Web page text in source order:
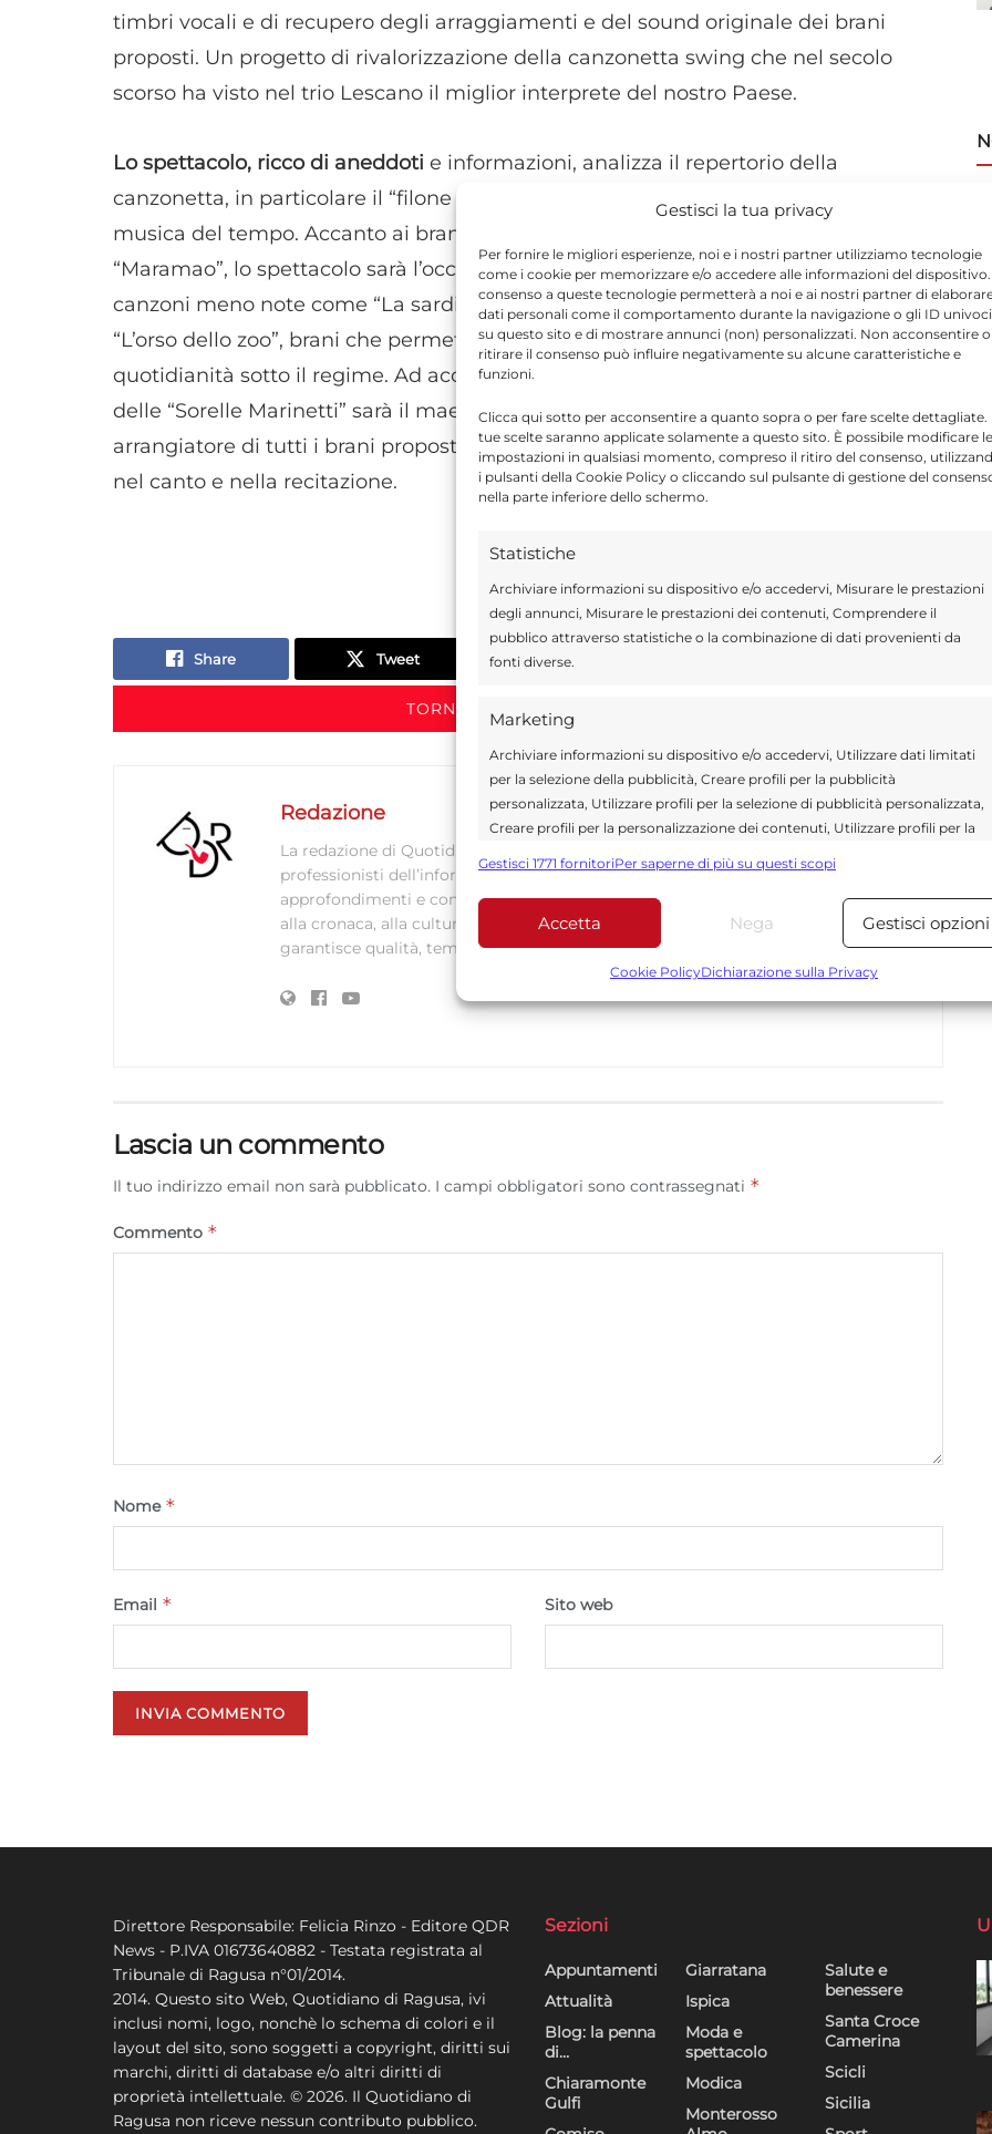
Gestisci la tua privacy
Per fornire le migliori esperienze, noi e i nostri partner utilizziamo tecnologie
come i cookie per memorizzare e/o accedere alle informazioni del
consenso a queste tecnologie permetterà a noi e ai nostri partner di
dati personali come il comportamento durante la navigazione o gli ID univoci
su questo sito e di mostrare annunci (non) personalizzati. Non acconsentire o
ritirare il consenso può influire negativamente su alcune caratteristiche e
funzioni.
Clicca qui sotto per acconsentire a quanto sopra o per fare scelte dettagliate.
tue scelte saranno applicate solamente a questo sito. È possibile modificare le
impostazioni in qualsiasi momento, compreso il ritiro del consenso,
i pulsanti della Cookie Policy o cliccando sul pulsante di gestione del
nella parte inferiore dello schermo.
Statistiche
Archiviare informazioni su dispositivo e/o accedervi, Misurare le prestazioni
degli annunci, Misurare le prestazioni dei contenuti, Comprendere il
pubblico attraverso statistiche o la combinazione di dati provenienti da
fonti diverse.
Marketing
Archiviare informazioni su dispositivo e/o accedervi, Utilizzare dati limitati
per la selezione della pubblicità, Creare profili per la pubblicità
personalizzata, Utilizzare profili per la selezione di pubblicità personalizzata,
Creare profili per la personalizzazione dei contenuti, Utilizzare profili per la
Utilizzare dati limitati per la selezione dei contenuti.
Funzionalità Sempre
Abbinare e combinare dati provenienti da altre fonti di dati,
correggere errori, Erogare e presentare
Gestisci 1771 fornitoriPer saperne di più su questi scopi
Accetta Nega Gestisci opzioni
Cookie PolicyDichiarazione sulla Privacy
timbri vocali e di recupero degli arraggiamenti e del sound originale dei brani
proposti. Un progetto di rivalorizzazione della canzonetta swing che nel secolo
scorso ha visto nel trio Lescano il miglior interprete del nostro Paese.
Lo spettacolo, ricco di aneddoti e informazioni, analizza il repertorio della
canzonetta, in particolare il “filone animalista” firmato dalle migliori penne della
musica del tempo. Accanto ai brani famosi come “Pinguino Innamorato” e
“Maramao”, lo spettacolo sarà l’occasione per ascoltare ed apprezzare anche
canzoni meno note come “La sardina innamorata”, “La canzone delle mosche”,
“L’orso dello zoo”, brani che permettevano di evadere dalla pesantezza della
quotidianità sotto il regime. Ad accompagnare al pianoforte le voci armonizzate
delle “Sorelle Marinetti” sarà il maestro Chirstian Schmitz, preparatore musicale e
arrangiatore di tutti i brani proposti e che, in questo spettacolo, si cimenterà anche
nel canto e nella recitazione.
Share Tweet Send
TORNA IN APPUNTAMENTI
Redazione
La redazione di Quotidianodiragusa.it è composta da giornalisti, collaboratori e
professionisti dell’informazione che ogni giorno lavorano per offrire notizie,
approfondimenti e contenuti accurati dedicati alla Sicilia, all’attualità, alla politica,
alla cronaca, alla cultura e allo sport. Un team dinamico e indipendente che
garantisce qualità, tempestività e affidabilità.
Lascia un commento
Il tuo indirizzo email non sarà pubblicato. I campi obbligatori sono contrassegnati *
Commento *
Nome *
Email * Sito web
Direttore Responsabile: Felicia Rinzo - Editore QDR
News - P.IVA 01673640882 - Testata registrata al
Tribunale di Ragusa n°01/2014.
2014. Questo sito Web, Quotidiano di Ragusa, ivi
inclusi nomi, logo, nonchè lo schema di colori e il
layout del sito, sono soggetti a copyright, diritti sui
marchi, diritti di database e/o altri diritti di
proprietà intellettuale. © 2026. Il Quotidiano di
Ragusa non riceve nessun contributo pubblico.
Sezioni
Appuntamenti
Attualità
Blog: la penna
di…
Chiaramonte
Gulfi
Giarratana
Ispica
Moda e
spettacolo
Modica
Monterosso
Salute e
benessere
Santa Croce
Camerina
Scicli
Sicilia